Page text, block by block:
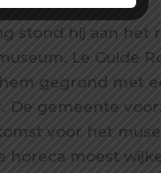
stond hij aan het
Le Guide
gegrond met
De gemeente
voor het
horeca moest